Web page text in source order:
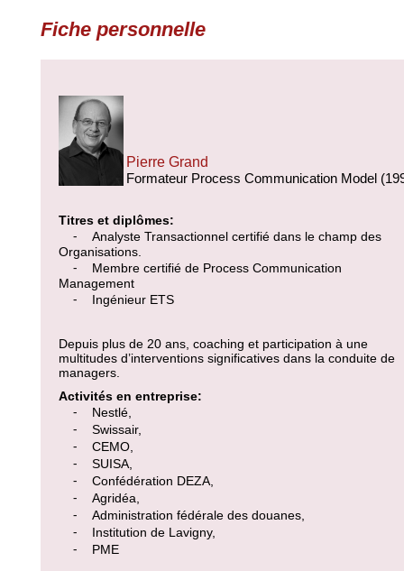
Fiche personnelle
Pierre Grand
Formateur Process Communication Model
Titres et diplômes:
⁃ Analyste Transactionnel certifié dans le champ des
Organisations.
⁃ Membre certifié de Process Communication
Management
⁃ Ingénieur ETS
Depuis plus de 20 ans, coaching et participation à une
multitudes d’interventions significatives dans la conduite de
managers.
Activités en entreprise:
⁃ Nestlé,
⁃ Swissair,
⁃ CEMO,
⁃ SUISA,
⁃ Confédération DEZA,
⁃ Agridéa,
⁃ Administration fédérale des douanes,
⁃ Institution de Lavigny,
⁃ PME